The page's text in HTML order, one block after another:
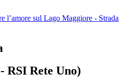
l’amore sul Lago Maggiore - Strada
RSI Rete Uno)